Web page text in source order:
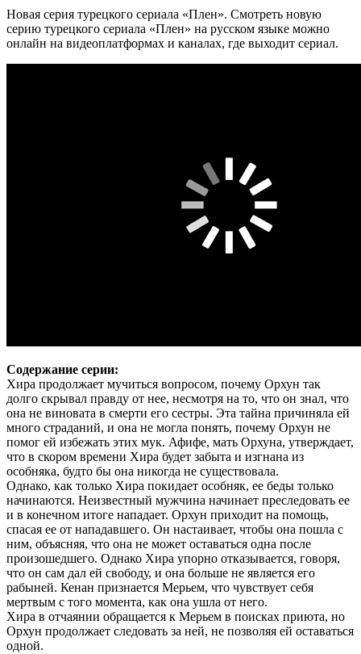
Новая серия турецкого сериала «Плен». Смотреть новую
серию турецкого сериала «Плен» на русском языке можно
онлайн на видеоплатформах и каналах, где выходит сериал.
Содержание серии:
Хира продолжает мучиться вопросом, почему Орхун так
долго скрывал правду от нее, несмотря на то, что он знал, что
она не виновата в смерти его сестры. Эта тайна причиняла ей
много страданий, и она не могла понять, почему Орхун не
помог ей избежать этих мук. Афифе, мать Орхуна, утверждает,
что в скором времени Хира будет забыта и изгнана из
особняка, будто бы она никогда не существовала.
Однако, как только Хира покидает особняк, ее беды только
начинаются. Неизвестный мужчина начинает преследовать ее
и в конечном итоге нападает. Орхун приходит на помощь,
спасая ее от нападавшего. Он настаивает, чтобы она пошла с
ним, объясняя, что она не может оставаться одна после
произошедшего. Однако Хира упорно отказывается, говоря,
что он сам дал ей свободу, и она больше не является его
рабыней. Кенан признается Мерьем, что чувствует себя
мертвым с того момента, как она ушла от него.
Хира в отчаянии обращается к Мерьем в поисках приюта, но
Орхун продолжает следовать за ней, не позволяя ей оставаться
одной.